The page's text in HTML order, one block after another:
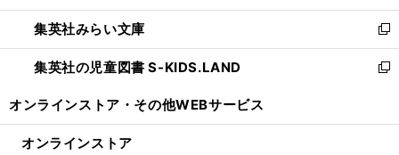
開
く
ウ
で
開
く
ン
ド
ウ
で
ウ
ィ
ン
ド
開
集英社みらい文庫
新
し
い
ン
集英社の児童図書 S-KIDS.LAND
新
ウ
オンラインストア・ その他WEBサービス
オンラインストア